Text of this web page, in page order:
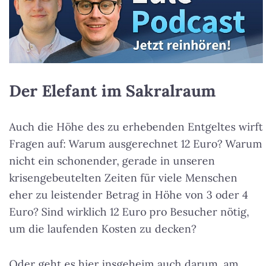
Der Elefant im Sakralraum
Auch die Höhe des zu erhebenden Entgeltes wirft
Fragen auf: Warum ausgerechnet 12 Euro? Warum
nicht ein schonender, gerade in unseren
krisengebeutelten Zeiten für viele Menschen
eher zu leistender Betrag in Höhe von 3 oder 4
Euro? Sind wirklich 12 Euro pro Besucher nötig,
um die laufenden Kosten zu decken?